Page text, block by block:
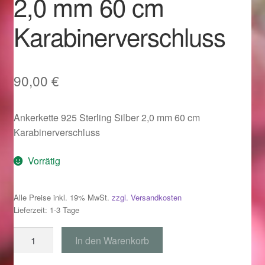
Im Gedenken an
Impressum
Karneval 2015 – Schmuck zu Fasching & Co.
Karneval 2020 – Schmuck zu Fasching & Co.
Kasse
Liefer- und Versandkosten
Magisches und Festliches zu Halloween
Karabinerverschluss
90,00 €
Ankerkette 925 Sterling Silber 2,0 mm 60 cm
Karabinerverschluss
Vorrätig
Alle Preise inkl. 19% MwSt. zzgl. Versandkosten
Lieferzeit: 1-3 Tage
Ankerkette
925
In den Warenkorb